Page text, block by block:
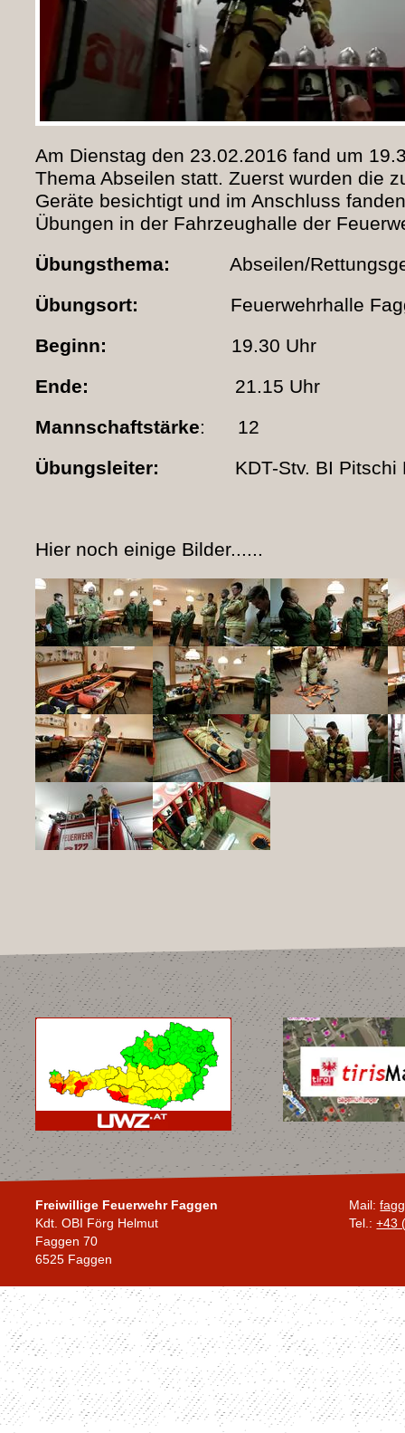
Am Dienstag den 23.02.2016 fand um
Thema Abseilen statt. Zuerst wurden die
Geräte besichtigt und im Anschluss
Übungen in der Fahrzeughalle der
Übungsthema: Abseilen/
Übungsort: Feuerwehrhalle
Beginn:
19.30 Uhr
Ende: 21.15 Uhr
Mannschaftstärke: 12
Übungsleiter: KDT-Stv. BI Pitschi
Hier noch einige Bilder......
Freiwillige Feuerwehr Faggen
Kdt. OBI Förg Helmut
Faggen 70
6525 Faggen
Mail:
Tel.:+43